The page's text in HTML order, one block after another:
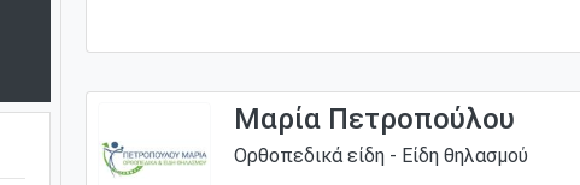
Μαρία Πετροπούλου
Ορθοπεδικά είδη - Είδη θηλασμού